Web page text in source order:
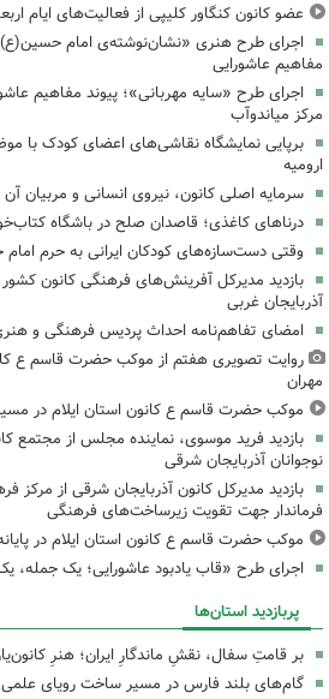
عضو کانون کنگاور کلیپی از فعالیت‌های ایام
اجرای طرح هنری «نشان‌نوشته‌ی امام
مفاهیم عاشورایی
اجرای طرح «سایه مهربانی»؛ پیوند مفاهیم
مرکز میاندوآب
برپایی نمایشگاه نقاشی‌های اعضای کودک با
ارومیه
سرمایه اصلی کانون، نیروی انسانی و مربیان
درناهای کاغذی؛ قاصدان صلح در باشگاه
وقتی دست‌سازه‌های کودکان ایرانی به حرم
بازدید مدیرکل آفرینش‌های فرهنگی کانون
آذربایجان غربی
امضای تفاهم‌نامه احداث پردیس فرهنگی و
روایت تصویری هفتم از موکب حضرت قاسم ع
مهران
موکب حضرت قاسم ع کانون استان ایلام در
بازدید فرید موسوی، نماینده مجلس از مجتمع
نوجوانان آذربایجان شرقی
بازدید مدیرکل کانون آذربایجان شرقی از مرکز
فرماندار جهت تقویت زیرساخت‌های فرهنگی
موکب حضرت قاسم ع کانون استان ایلام در پایانه
اجرای طرح «قاب یادبود عاشورایی؛ یک جمله،
پربازدید استان‌ها
بر قامتِ سفال، نقشِ ماندگارِ ایران؛ هنرِ
گام‌های بلند فارس در مسیر ساخت رویای علمی